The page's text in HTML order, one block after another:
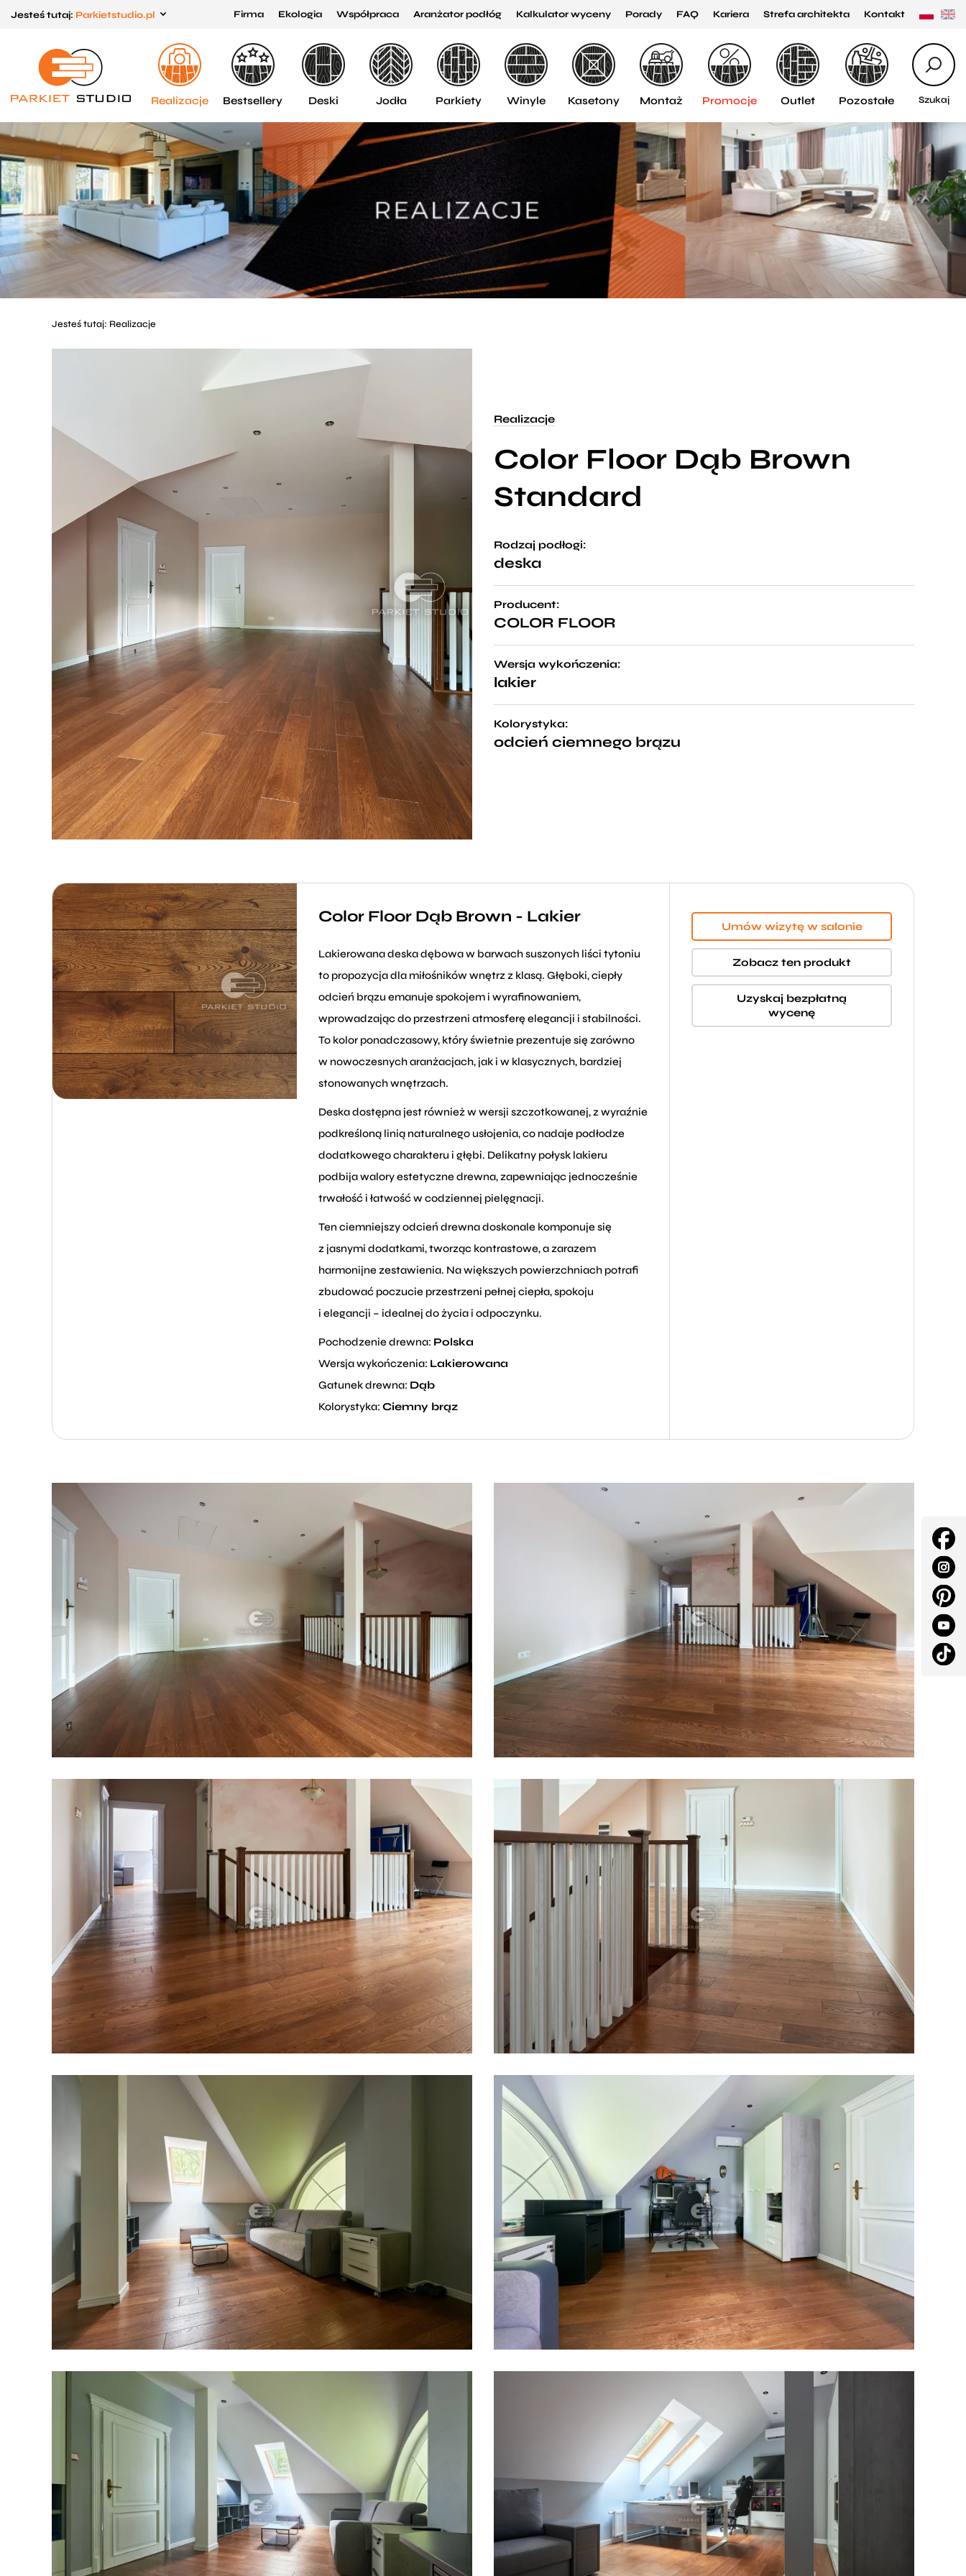
do menu
głównego
do
menu
w
stopce
Jesteś tutaj: Parkietstudio.pl Firma Ekologia Współpraca Aranżator podłóg Kalkulator wyceny Porady FAQ Kariera Strefa architekta Kontakt
Szukaj
Realizacje Bestsellery Deski Jodła Parkiety Winyle Kasetony Montaż Promocje Outlet Pozostałe
Jesteś tutaj: Realizacje
Realizacje
Color Floor Dąb Brown
Standard
Rodzaj podłogi:
deska
Producent:
COLOR FLOOR
Wersja wykończenia:
lakier
Kolorystyka:
odcień ciemnego brązu
Color Floor Dąb Brown - Lakier
Lakierowana deska dębowa w barwach suszonych liści tytoniu
to propozycja dla miłośników wnętrz z klasą. Głęboki, ciepły
odcień brązu emanuje spokojem i wyrafinowaniem,
wprowadzając do przestrzeni atmosferę elegancji i stabilności.
To kolor ponadczasowy, który świetnie prezentuje się zarówno
w nowoczesnych aranżacjach, jak i w klasycznych, bardziej
stonowanych wnętrzach.
Deska dostępna jest również w wersji szczotkowanej, z wyraźnie
podkreśloną linią naturalnego usłojenia, co nadaje podłodze
dodatkowego charakteru i głębi. Delikatny połysk lakieru
podbija walory estetyczne drewna, zapewniając jednocześnie
trwałość i łatwość w codziennej pielęgnacji.
Ten ciemniejszy odcień drewna doskonale komponuje się
z jasnymi dodatkami, tworząc kontrastowe, a zarazem
harmonijne zestawienia. Na większych powierzchniach potrafi
zbudować poczucie przestrzeni pełnej ciepła, spokoju
i elegancji – idealnej do życia i odpoczynku.
Pochodzenie drewna: Polska
Wersja wykończenia: Lakierowana
Gatunek drewna: Dąb
Kolorystyka: Ciemny brąz
Umów wizytę w salonie
Zobacz ten produkt
Uzyskaj bezpłatną
wycenę